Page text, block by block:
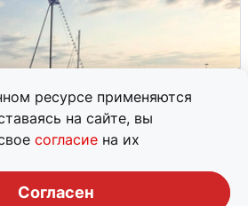
ресурсе применяются
на сайте, вы
согласие на их
Согласен